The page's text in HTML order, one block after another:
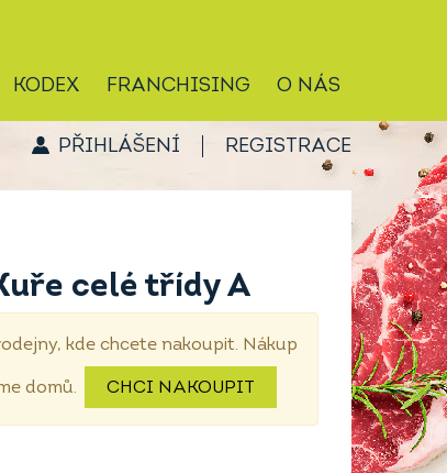
KODEX FRANCHISING O NÁS
PŘIHLÁŠENÍ REGISTRACE
celé třídy A
kde chcete nakoupit. Nákup
domů. CHCI NAKOUPIT